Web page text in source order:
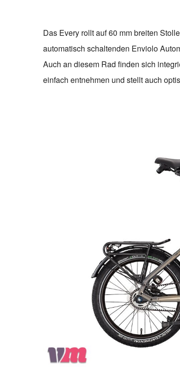
Das Every rollt auf 60 mm breiten
automatisch schaltenden Enviolo
Auch an diesem Rad finden sich
einfach entnehmen und stellt auch